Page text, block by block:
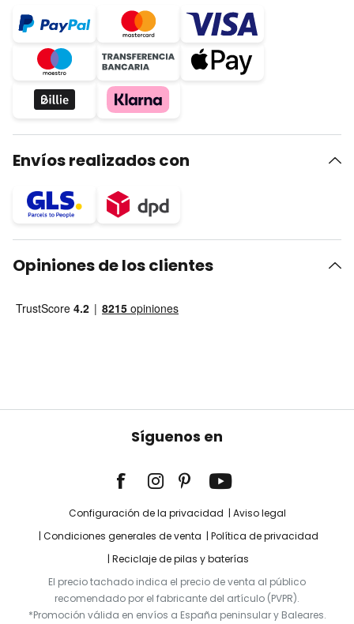
Envíos realizados con
Opiniones de los clientes
Síguenos en
Configuración de la privacidad
Aviso legal
Condiciones generales de venta
Política de privacidad
Reciclaje de pilas y baterías
El precio tachado indica el precio de venta al público
recomendado por el fabricante del artículo (PVPR).
*Promoción válida en envíos a España peninsular y Baleares.